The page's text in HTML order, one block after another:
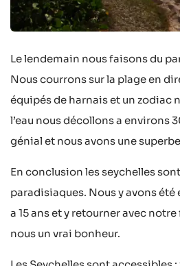
Le lendemain nous faisons du
Nous courrons sur la plage en
équipés de harnais et un zodiac
l’eau nous décollons a environs
génial et nous avons une
En conclusion les seychelles
paradisiaques. Nous y avons été
a 15 ans et y retourner avec
nous un vrai bonheur.